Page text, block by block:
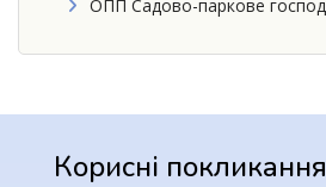
ОПП Садово-паркове
Корисні покликання